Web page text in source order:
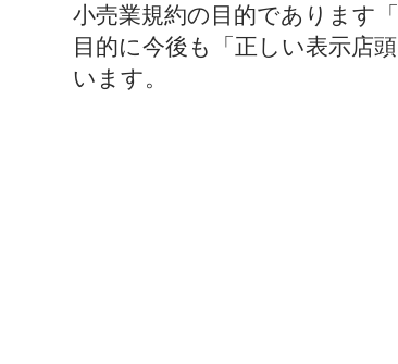
小売業規約の目的であります
目的に今後も「正しい表示店
います。